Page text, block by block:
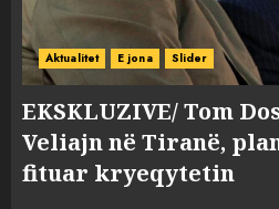
Aktualitet E jona Slider
EKSKLUZIVE/ Tom
Veliajn në Tiranë,
fituar kryeqytetin